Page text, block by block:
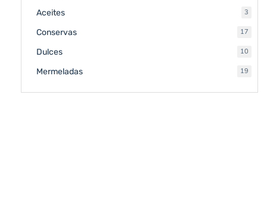
Aceites 3
Conservas 17
Dulces 10
Mermeladas 19